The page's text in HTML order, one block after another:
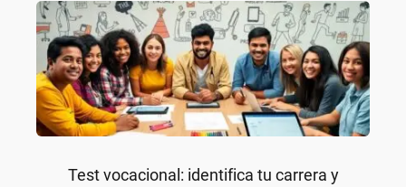
Test vocacional: identifica tu carrera y